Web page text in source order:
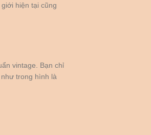
hiện tại cũng
vintage. Bạn chỉ
trong hình là